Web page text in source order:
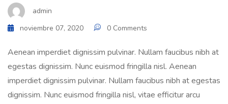
admin
noviembre 07, 2020
0 Comments
Aenean imperdiet dignissim pulvinar. Nullam faucibus nibh at
egestas dignissim. Nunc euismod fringilla nisl. Aenean
imperdiet dignissim pulvinar. Nullam faucibus nibh at egestas
dignissim. Nunc euismod fringilla nisl, vitae efficitur arcu